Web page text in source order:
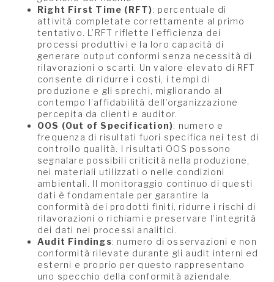
Right First Time (RFT): percentuale di
attività completate correttamente al primo
tentativo. L’RFT riflette l’efficienza dei
processi produttivi e la loro capacità di
generare output conformi senza necessità di
rilavorazioni o scarti. Un valore elevato di RFT
consente di ridurre i costi, i tempi di
produzione e gli sprechi, migliorando al
contempo l’affidabilità dell’organizzazione
percepita da clienti e auditor.
OOS (Out of Specification): numero e
frequenza di risultati fuori specifica nei test di
controllo qualità. I risultati OOS possono
segnalare possibili criticità nella produzione,
nei materiali utilizzati o nelle condizioni
ambientali. Il monitoraggio continuo di questi
dati è fondamentale per garantire la
conformità dei prodotti finiti, ridurre i rischi di
rilavorazioni o richiami e preservare l’integrità
dei dati nei processi analitici.
Audit Findings: numero di osservazioni e non
conformità rilevate durante gli audit interni ed
esterni e proprio per questo rappresentano
uno specchio della conformità aziendale.